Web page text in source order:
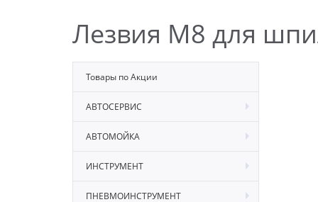
Лезвия М8 для
Товары по Акции
АВТОСЕРВИС
АВТОМОЙКА
ИНСТРУМЕНТ
ПНЕВМОИНСТРУМЕНТ